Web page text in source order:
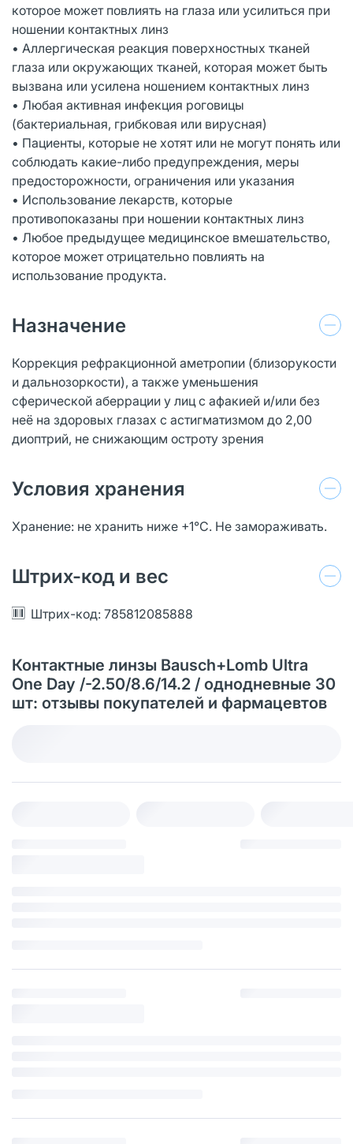
которое может повлиять на глаза или усилиться при
ношении контактных линз
• Аллергическая реакция поверхностных тканей
глаза или окружающих тканей, которая может быть
вызвана или усилена ношением контактных линз
• Любая активная инфекция роговицы
(бактериальная, грибковая или вирусная)
• Пациенты, которые не хотят или не могут понять или
соблюдать какие-либо предупреждения, меры
предосторожности, ограничения или указания
• Использование лекарств, которые
противопоказаны при ношении контактных линз
• Любое предыдущее медицинское вмешательство,
которое может отрицательно повлиять на
использование продукта.
Назначение
Коррекция рефракционной аметропии (близорукости
и дальнозоркости), а также уменьшения
сферической аберрации у лиц c афакией и/или без
неё на здоровых глазах с астигматизмом до 2,00
диоптрий, не снижающим остроту зрения
Условия хранения
Хранение: не хранить ниже +1°С. Не замораживать.
Штрих-код и вес
Штрих-код: 785812085888
Контактные линзы Bausch+Lomb Ultra
One Day /-2.50/8.6/14.2 / однодневные 30
шт: отзывы покупателей и фармацевтов